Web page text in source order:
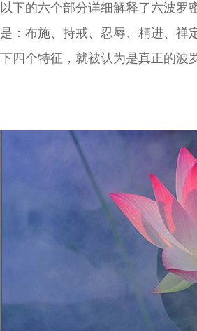
以下的六个部分详细解释了六波罗
是：布施、持戒、忍辱、精进、禅
下四个特征，就被认为是真正的波